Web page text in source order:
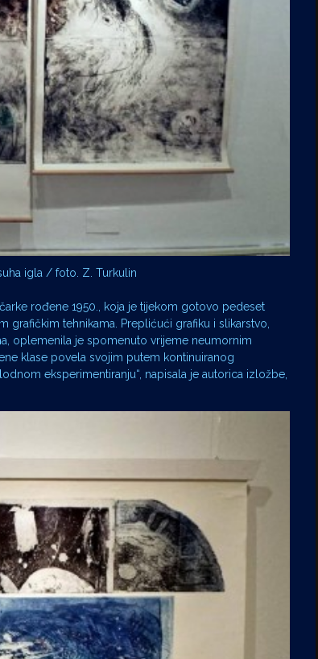
igla / foto. Z. Turkulin
rođene 1950., koja je tijekom gotovo pedeset
grafičkim tehnikama. Preplićući grafiku i slikarstvo,
oplemenila je spomenuto vrijeme neumornim
klase povela svojim putem kontinuiranog
eksperimentiranju“, napisala je autorica izložbe,